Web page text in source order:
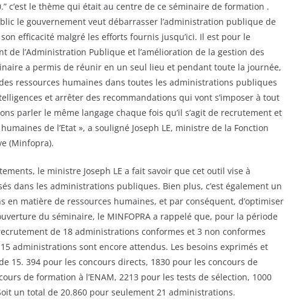
c’est le thème qui était au centre de ce séminaire de formation .
le gouvernement veut débarrasser l’administration publique de
efficacité malgré les efforts fournis jusqu’ici. Il est pour le
de l’Administration Publique et l’amélioration de la gestion des
a permis de réunir en un seul lieu et pendant toute la journée,
ressources humaines dans toutes les administrations publiques
et arrêter des recommandations qui vont s’imposer à tout
parler le même langage chaque fois qu’il s’agit de recrutement et
de l’Etat », a souligné Joseph LE, ministre de la Fonction
(Minfopra).
le ministre Joseph LE a fait savoir que cet outil vise à
dans les administrations publiques. Bien plus, c’est également un
en matière de ressources humaines, et par conséquent, d’optimiser
du séminaire, le MINFOPRA a rappelé que, pour la période
de 18 administrations conformes et 3 non conformes
administrations sont encore attendus. Les besoins exprimés et
15. 394 pour les concours directs, 1830 pour les concours de
de formation à l’ENAM, 2213 pour les tests de sélection, 1000
un total de 20.860 pour seulement 21 administrations.